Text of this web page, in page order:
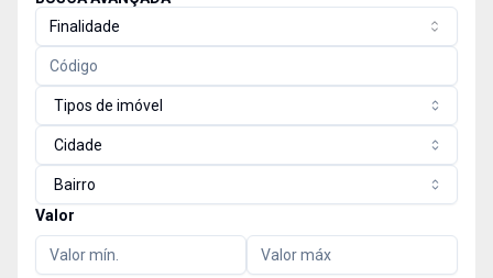
Finalidade
Tipos de imóvel
Cidade
Bairro
Valor